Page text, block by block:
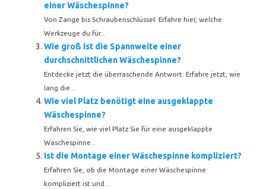
einer Wäschespinne?
Von Zange bis Schraubenschlüssel: Erfahre hier, welche
Werkzeuge du für...
Wie groß ist die Spannweite einer
durchschnittlichen Wäschespinne?
Entdecke jetzt die überraschende Antwort: Erfahre jetzt, wie
lang die...
Wie viel Platz benötigt eine ausgeklappte
Wäschespinne?
Erfahren Sie, wie viel Platz Sie für eine ausgeklappte
Wäschespinne...
Ist die Montage einer Wäschespinne kompliziert?
Erfahren Sie, ob die Montage einer Wäschespinne
kompliziert ist und...